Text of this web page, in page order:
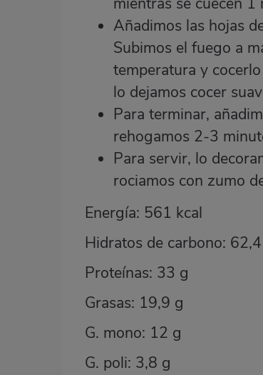
Añadimos las hojas
Subimos el fuego a
temperatura y
lo dejamos cocer
Para terminar,
rehogamos 2-3
Para servir, lo
rociamos con zumo
Energía: 561 kcal
Hidratos de carbono:
Proteínas: 33 g
Grasas: 19,9 g
G. mono: 12 g
G. poli: 3,8 g